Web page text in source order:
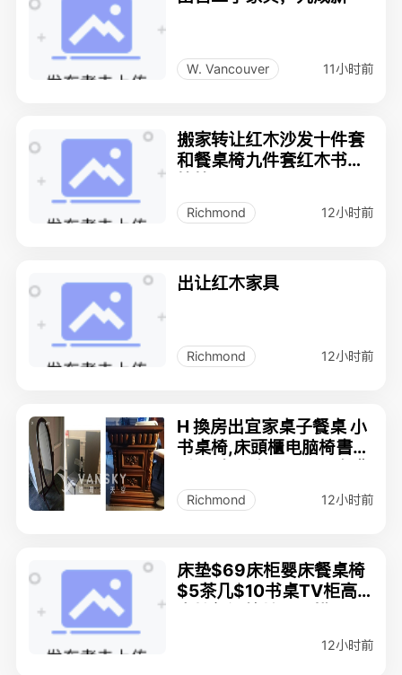
W. Vancouver 11小时前
搬家转让红木沙发十件套
和餐桌椅九件套红木书桌
Richmond 12小时前
出让红木家具
Richmond 12小时前
H 換房出宜家桌子餐桌 小
书桌椅,床頭櫃电脑椅書架
送貨
Richmond 12小时前
床垫$69床柜婴床餐桌椅
$5茶几$10书桌TV柜高
12小时前